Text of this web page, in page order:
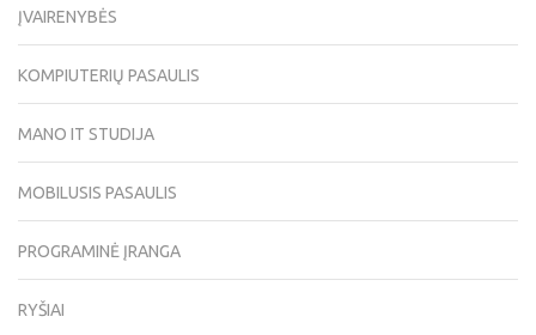
ĮVAIRENYBĖS
KOMPIUTERIŲ PASAULIS
MANO IT STUDIJA
MOBILUSIS PASAULIS
PROGRAMINĖ ĮRANGA
RYŠIAI